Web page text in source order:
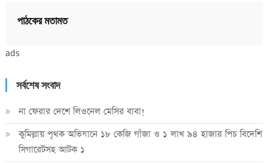
পাঠকের মতামত
ads
সর্বশেষ সংবাদ
না ফেরার দেশে লিওনেল মেসির বাবা!
কুমিল্লায় পৃথক অভিযানে ১৮ কেজি গাঁজা ও ১ লাখ ৯৪ হাজার পিচ বিদেশি
সিগারেটসহ আটক ১